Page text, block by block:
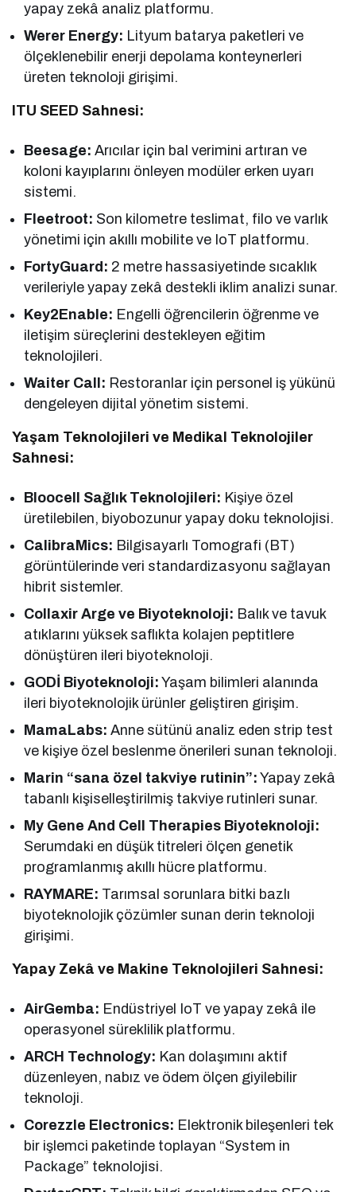
yapay zekâ analiz platformu.
Werer Energy: Lityum batarya paketleri ve
ölçeklenebilir enerji depolama konteynerleri
üreten teknoloji girişimi.
ITU SEED Sahnesi:
Beesage: Arıcılar için bal verimini artıran ve
koloni kayıplarını önleyen modüler erken uyarı
sistemi.
Fleetroot: Son kilometre teslimat, filo ve varlık
yönetimi için akıllı mobilite ve IoT platformu.
FortyGuard: 2 metre hassasiyetinde sıcaklık
verileriyle yapay zekâ destekli iklim analizi sunar.
Key2Enable: Engelli öğrencilerin öğrenme ve
iletişim süreçlerini destekleyen eğitim
teknolojileri.
Waiter Call: Restoranlar için personel iş yükünü
dengeleyen dijital yönetim sistemi.
Yaşam Teknolojileri ve Medikal Teknolojiler
Sahnesi:
Bloocell Sağlık Teknolojileri: Kişiye özel
üretilebilen, biyobozunur yapay doku teknolojisi.
CalibraMics: Bilgisayarlı Tomografi (BT)
görüntülerinde veri standardizasyonu sağlayan
hibrit sistemler.
Collaxir Arge ve Biyoteknoloji: Balık ve tavuk
atıklarını yüksek saflıkta kolajen peptitlere
dönüştüren ileri biyoteknoloji.
GODİ Biyoteknoloji: Yaşam bilimleri alanında
ileri biyoteknolojik ürünler geliştiren girişim.
MamaLabs: Anne sütünü analiz eden strip test
ve kişiye özel beslenme önerileri sunan teknoloji.
Marin “sana özel takviye rutinin”: Yapay zekâ
tabanlı kişiselleştirilmiş takviye rutinleri sunar.
My Gene And Cell Therapies Biyoteknoloji:
Serumdaki en düşük titreleri ölçen genetik
programlanmış akıllı hücre platformu.
RAYMARE: Tarımsal sorunlara bitki bazlı
biyoteknolojik çözümler sunan derin teknoloji
girişimi.
Yapay Zekâ ve Makine Teknolojileri Sahnesi:
AirGemba: Endüstriyel IoT ve yapay zekâ ile
operasyonel süreklilik platformu.
ARCH Technology: Kan dolaşımını aktif
düzenleyen, nabız ve ödem ölçen giyilebilir
teknoloji.
Corezzle Electronics: Elektronik bileşenleri tek
bir işlemci paketinde toplayan “System in
Package” teknolojisi.